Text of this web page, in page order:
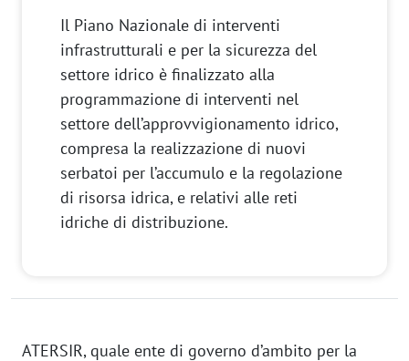
Il Piano Nazionale di interventi
infrastrutturali e per la sicurezza del
settore idrico è finalizzato alla
programmazione di interventi nel
settore dell’approvvigionamento idrico,
compresa la realizzazione di nuovi
serbatoi per l’accumulo e la regolazione
di risorsa idrica, e relativi alle reti
idriche di distribuzione.
ATERSIR, quale ente di governo d’ambito per la